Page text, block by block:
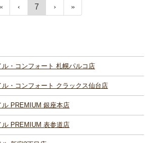
7
・コンフォート 札幌パルコ店
・コンフォート クラックス仙台店
PREMIUM 銀座本店
PREMIUM 表参道店